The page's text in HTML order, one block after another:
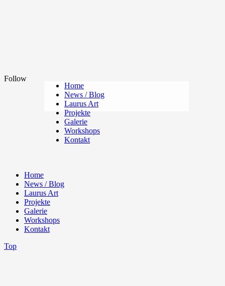
Home
News / Blog
Laurus Art
Projekte
Galerie
Workshops
Kontakt
Follow
Home
News / Blog
Laurus Art
Projekte
Galerie
Workshops
Kontakt
Top